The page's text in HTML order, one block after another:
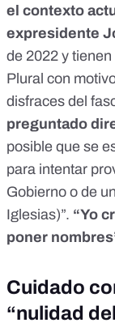
el contexto
expresidente
de 2022 y tienen
Plural con
disfraces del
preguntado
posible que se
para intentar
Gobierno o de
Iglesias)”. “Yo
poner
Cuidado
“nulidad